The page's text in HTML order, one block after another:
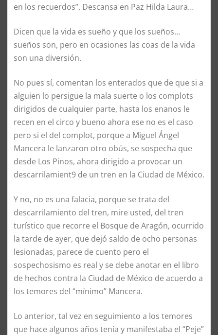
en los recuerdos”. Descansa en Paz Hilda Laura…
Dicen que la vida es sueño y que los sueños…
sueños son, pero en ocasiones las coas de la vida
son una diversión.
No pues sí, comentan los enterados que de que si a
alguien lo persigue la mala suerte o los complots
dirigidos de cualquier parte, hasta los enanos le
recen en el circo y bueno ahora ese no es el caso
pero si el del complot, porque a Miguel Ángel
Mancera le lanzaron otro obús, se sospecha que
desde Los Pinos, ahora dirigido a provocar un
descarrilamient9 de un tren en la Ciudad de México.
Y no, no es una falacia, porque se trata del
descarrilamiento del tren, mire usted, del tren
turístico que recorre el Bosque de Aragón, ocurrido
la tarde de ayer, que dejó saldo de ocho personas
lesionadas, parece de cuento pero el
sospechosismo es real y se debe anotar en el libro
de hechos contra la Ciudad de México de acuerdo a
los temores del “mínimo” Mancera.
Lo anterior, tal vez en seguimiento a los temores
que hace algunos años tenía y manifestaba el “Peje”